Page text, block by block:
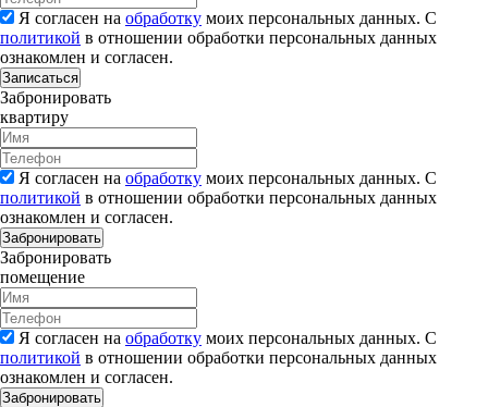
Я согласен на обработку моих персональных данных. С
политикой в отношении обработки персональных данных
ознакомлен и согласен.
Записаться
Забронировать
квартиру
Я согласен на обработку моих персональных данных. С
политикой в отношении обработки персональных данных
ознакомлен и согласен.
Забронировать
Забронировать
помещение
Я согласен на обработку моих персональных данных. С
политикой в отношении обработки персональных данных
ознакомлен и согласен.
Забронировать